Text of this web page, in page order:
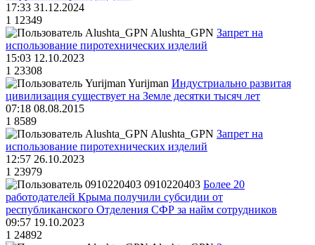
17:33 31.12.2024
1 12349
Alushta_GPN Запрет на
использование пиротехнических изделий
15:03 12.10.2023
1 23308
Yurijman Индустриально развитая
цивилизация существует на Земле десятки тысяч лет
07:18 08.08.2015
1 8589
Alushta_GPN Запрет на
использование пиротехнических изделий
12:57 26.10.2023
1 23979
0910220403 Более 20
работодателей Крыма получили субсидии от
республиканского Отделения СФР за найм сотрудников
09:57 19.10.2023
1 24892